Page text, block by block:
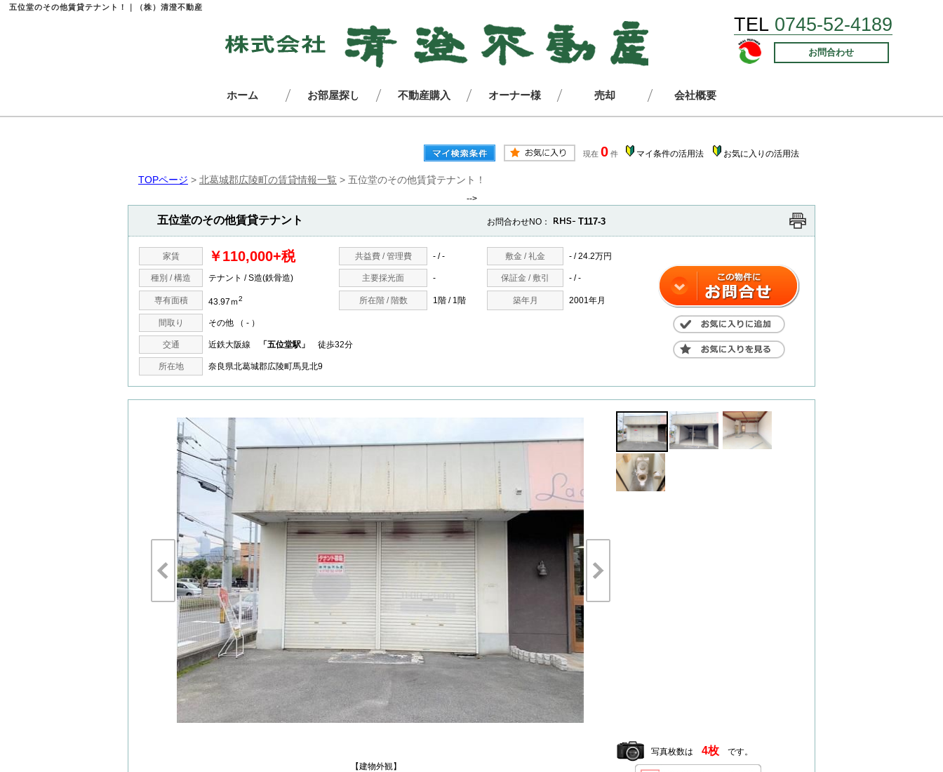
五位堂のその他賃貸テナント！｜（株）清澄不動産
TEL 0745-52-4189
お問合わせ
ホーム お部屋探し 不動産購入 オーナー様 売却 会社概要
現在 0 件 マイ条件の活用法 お気に入りの活用法
TOPページ > 北葛城郡広陵町の賃貸情報一覧 > 五位堂のその他賃貸テナント！
-->
五位堂のその他賃貸テナント お問合わせNO： T117-3
家賃 ￥110,000+税 共益費 / 管理費 - / - 敷金 / 礼金 - / 24.2万円
種別 / 構造 テナント / S造(鉄骨造) 主要採光面 - 保証金 / 敷引 - / -
専有面積 43.97ｍ2 所在階 / 階数 1階 / 1階 築年月 2001年月
間取り その他 （ - ）
交通 近鉄大阪線 「五位堂駅」 徒歩32分
所在地 奈良県北葛城郡広陵町馬見北9
【建物外観】
写真枚数は 4枚です。